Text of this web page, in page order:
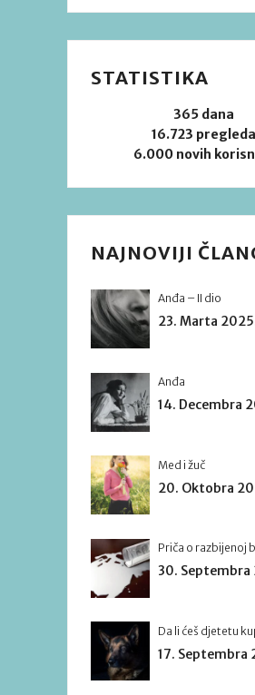
STATISTIKA
365 dana
16.723 pregleda
6.000 novih
NAJNOVIJI
Anđa – II dio
23. Marta
Anđa
14. Decembra
Med i žuč
20. Oktobra
Priča o razbijenoj
30. Septembra
Da li ćeš djetetu
17. Septembra